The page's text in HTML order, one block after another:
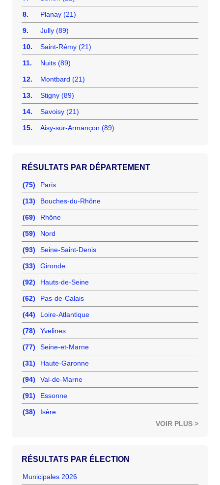
8. Planay (21)
9. Jully (89)
10. Saint-Rémy (21)
11. Nuits (89)
12. Montbard (21)
13. Stigny (89)
14. Savoisy (21)
15. Aisy-sur-Armançon (89)
RÉSULTATS PAR DÉPARTEMENT
(75) Paris
(13) Bouches-du-Rhône
(69) Rhône
(59) Nord
(93) Seine-Saint-Denis
(33) Gironde
(92) Hauts-de-Seine
(62) Pas-de-Calais
(44) Loire-Atlantique
(78) Yvelines
(77) Seine-et-Marne
(31) Haute-Garonne
(94) Val-de-Marne
(91) Essonne
(38)
Isère
VOIR PLUS >
RÉSULTATS PAR ÉLECTION
Municipales 2026